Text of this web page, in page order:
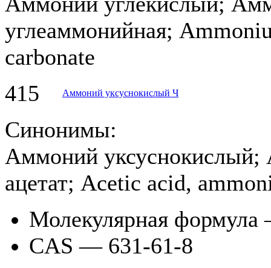
углеаммонийная;
carbonate
415
Аммоний уксуснокислый Ч
Синонимы:
Аммоний
ацетат; Acetic acid,
Молекулярная
CAS — 631-61-8